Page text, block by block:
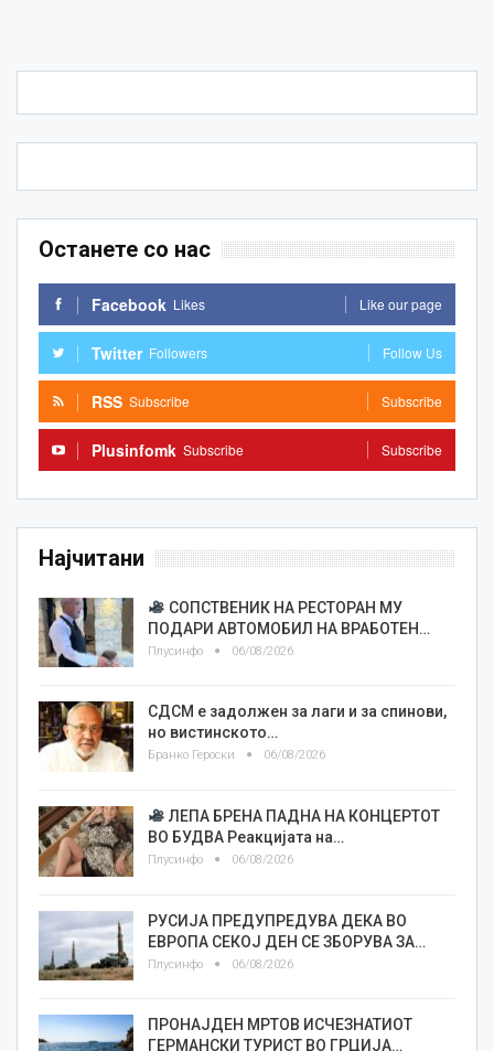
Останете со нас
Facebook Likes Like our page
Twitter Followers Follow Us
RSS Subscribe Subscribe
Plusinfomk Subscribe Subscribe
Најчитани
СОПСТВЕНИК НА РЕСТОРАН МУ
ПОДАРИ АВТОМОБИЛ НА ВРАБОТЕН…
Плусинфо 06/08/2026
СДСМ е задолжен за лаги и за спинови,
но вистинското…
Бранко Героски 06/08/2026
ЛЕПА БРЕНА ПАДНА НА КОНЦЕРТОТ
ВО БУДВА Реакцијата на…
Плусинфо 06/08/2026
РУСИЈА ПРЕДУПРЕДУВА ДЕКА ВО
ЕВРОПА СЕКОЈ ДЕН СЕ ЗБОРУВА ЗА…
Плусинфо 06/08/2026
ПРОНАЈДЕН МРТОВ ИСЧЕЗНАТИОТ
ГЕРМАНСКИ ТУРИСТ ВО ГРЦИЈА…